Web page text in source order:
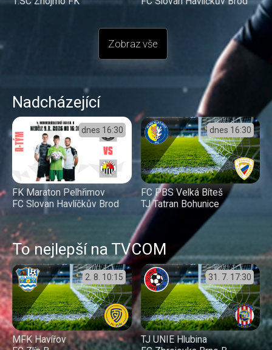
Zobraz vše
Nadcházející
dnes 16:30
FK Maraton Pelhřimov
FC Slovan Havlíčkův Brod
dnes 16:30
FC PBS Velká Bíteš
TJ Tatran Bohunice
To nejlepší na TVCOM
2. 8. 10:15
MFK Havířov
31. 7. 17:30
TJ UNIE Hlubina